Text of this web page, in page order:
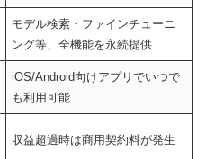
モデル検索・ファインチューニ
ング等、全機能を永続提供
iOS/Android向けアプリでいつで
も利用可能
収益超過時は商用契約料が発生